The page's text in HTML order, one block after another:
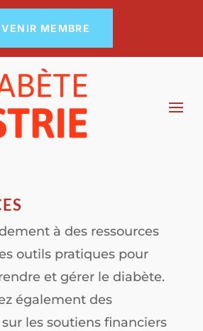
MEMBRE
à des ressources
outils pratiques pour
et gérer le diabète.
également des
les soutiens financiers